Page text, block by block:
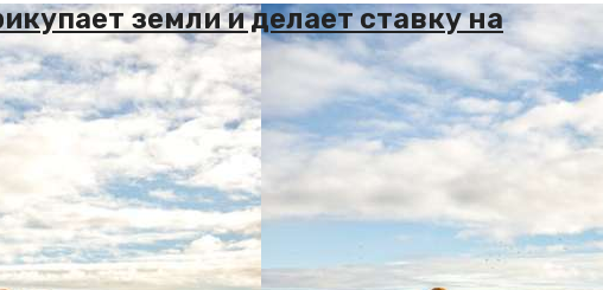
земли и делает ставку на